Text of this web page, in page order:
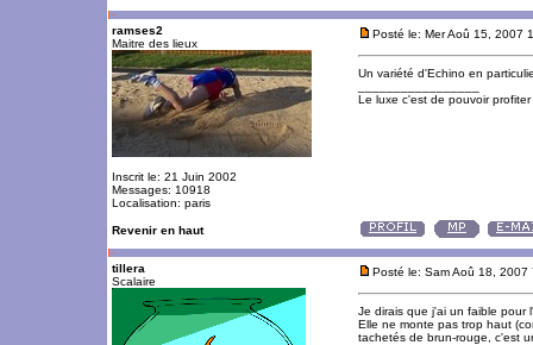
ramses2
Maitre des lieux
Inscrit le: 21 Juin 2002
Messages: 10918
Localisation: paris
Posté le: Mer Aoû 15, 2007
Un variété d'Echino en
Le luxe c'est de pouvoir
Revenir en haut
tillera
Scalaire
Posté le: Sam Aoû 18, 2007
Je dirais que j'ai un faible pour
Elle ne monte pas trop haut
tachetés de brun-rouge, c'est